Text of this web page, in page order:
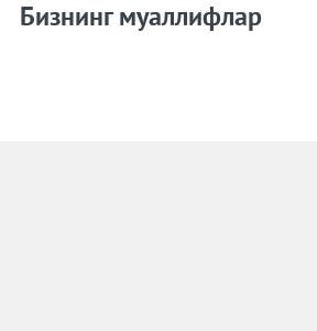
Бизнинг муаллифлар